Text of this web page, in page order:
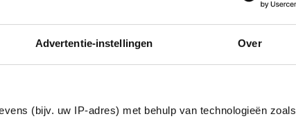
Advertentie-instellingen Over
(bijv. uw IP-adres) met behulp van technologieën zoals